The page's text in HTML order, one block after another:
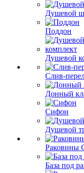
Душевой
Поддон
Душевой
Слив-
Донный
Сифон
Душевой
Раковины
База под